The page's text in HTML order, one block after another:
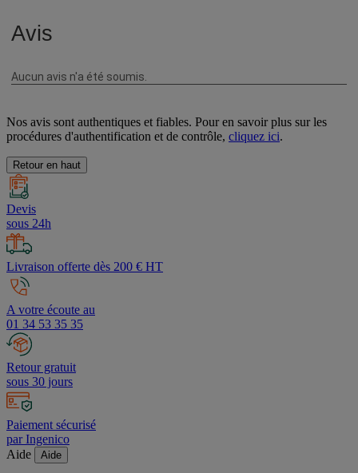
Nos avis sont authentiques et fiables. Pour en savoir plus sur les
procédures d'authentification et de contrôle, cliquez ici.
Retour en haut
Devis
sous 24h
Livraison offerte dès 200 € HT
A votre écoute au
01 34 53 35 35
Retour gratuit
sous 30 jours
Paiement sécurisé
par Ingenico
Aide
Aide